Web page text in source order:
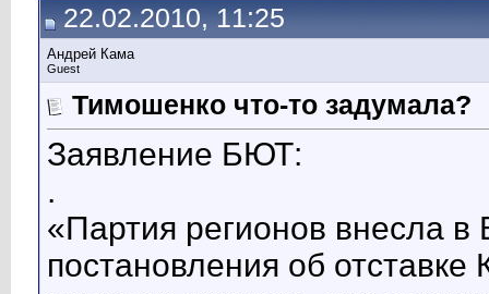
22.02.2010, 11:25
Андрей Кама
Guest
Тимошенко что-то задумала?
Заявление БЮТ:
.
«Партия регионов внесла
постановления об